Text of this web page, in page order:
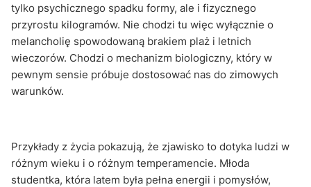
tylko psychicznego spadku formy, ale i fizycznego
przyrostu kilogramów. Nie chodzi tu więc wyłącznie o
melancholię spowodowaną brakiem plaż i letnich
wieczorów. Chodzi o mechanizm biologiczny, który w
pewnym sensie próbuje dostosować nas do zimowych
warunków.
Przykłady z życia pokazują, że zjawisko to dotyka ludzi w
różnym wieku i o różnym temperamencie. Młoda
studentka, która latem była pełna energii i pomysłów,